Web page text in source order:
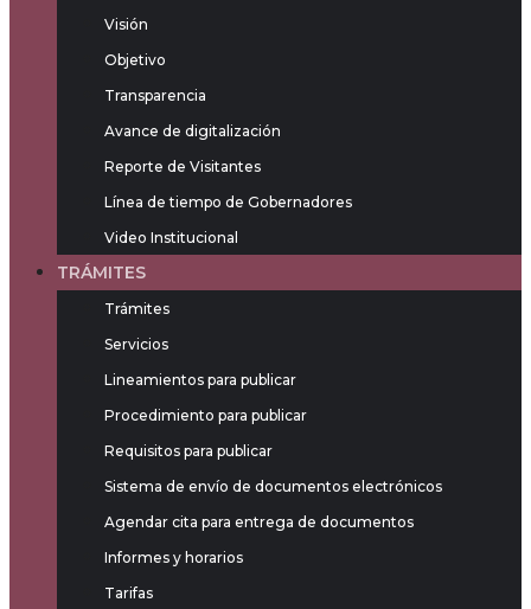
Visión
Objetivo
Transparencia
Avance de digitalización
Reporte de Visitantes
Línea de tiempo de Gobernadores
Video Institucional
TRÁMITES
Trámites
Servicios
Lineamientos para publicar
Procedimiento para publicar
Requisitos para publicar
Sistema de envío de documentos electrónicos
Agendar cita para entrega de documentos
Informes y horarios
Tarifas